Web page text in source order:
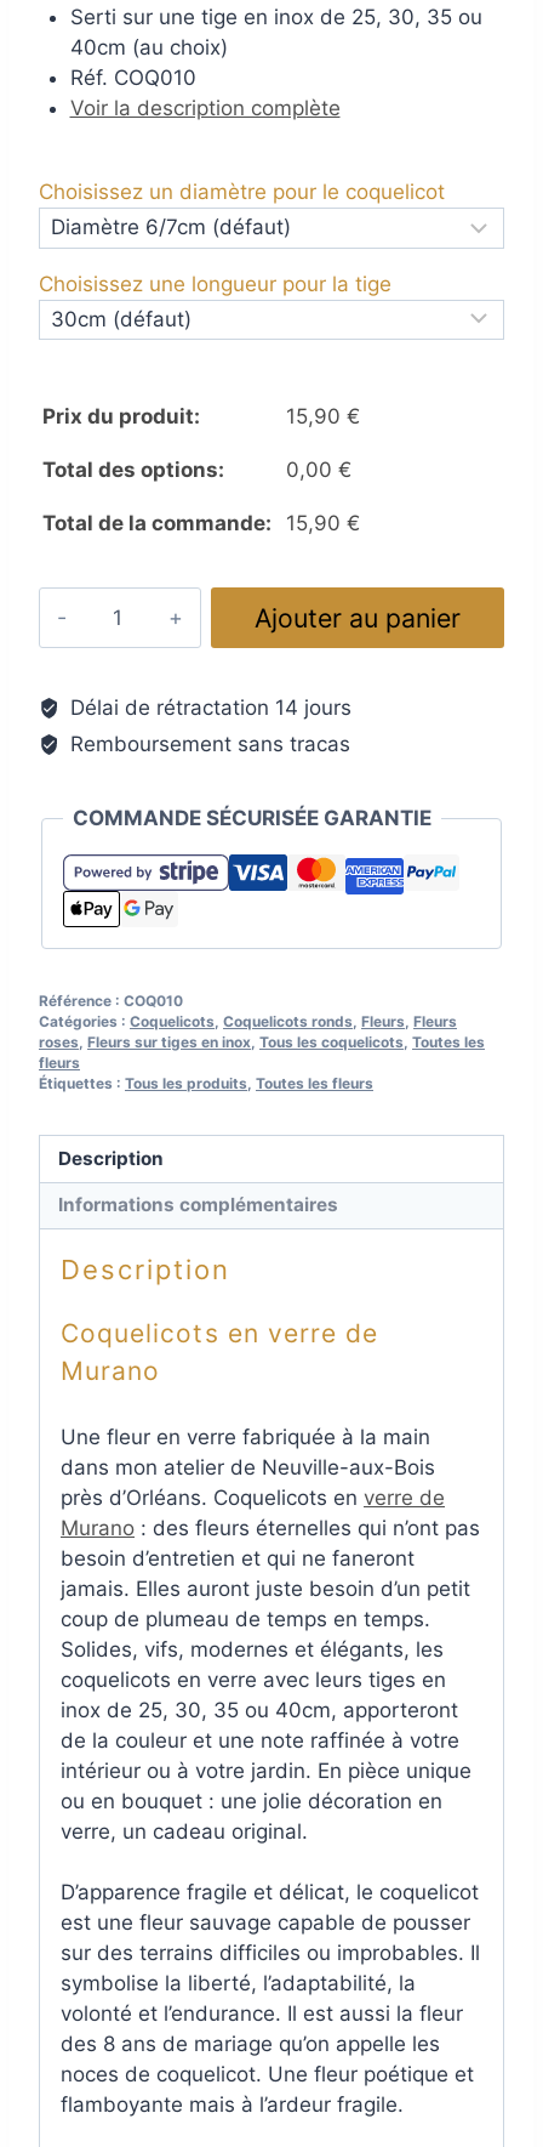
Serti sur une tige en inox de 25, 30, 35 ou
40cm (au choix)
Réf. COQ010
Voir la description complète
Choisissez un diamètre pour le coquelicot
Choisissez une longueur pour la tige
Prix du produit: 15,90 €
Total des options: 0,00 €
Total de la commande: 15,90 €
en
verre
de
légèrement
couleur
rose
Ajouter au panier
Délai de rétractation 14 jours
Remboursement sans tracas
COMMANDE SÉCURISÉE GARANTIE
Référence : COQ010
Catégories : Coquelicots, Coquelicots ronds, Fleurs, Fleurs
roses, Fleurs sur tiges en inox, Tous les coquelicots, Toutes les
fleurs
Étiquettes : Tous les produits, Toutes les fleurs
Description
Informations complémentaires
Description
Coquelicots en verre de
Murano
Une fleur en verre fabriquée à la main
dans mon atelier de Neuville-aux-Bois
près d’Orléans. Coquelicots en verre de
Murano : des fleurs éternelles qui n’ont pas
besoin d’entretien et qui ne faneront
jamais. Elles auront juste besoin d’un petit
coup de plumeau de temps en temps.
Solides, vifs, modernes et élégants, les
coquelicots en verre avec leurs tiges en
inox de 25, 30, 35 ou 40cm, apporteront
de la couleur et une note raffinée à votre
intérieur ou à votre jardin. En pièce unique
ou en bouquet : une jolie décoration en
verre, un cadeau original.
D’apparence fragile et délicat, le coquelicot
est une fleur sauvage capable de pousser
sur des terrains difficiles ou improbables. Il
symbolise la liberté, l’adaptabilité, la
volonté et l’endurance. Il est aussi la fleur
des 8 ans de mariage qu’on appelle les
noces de coquelicot. Une fleur poétique et
flamboyante mais à l’ardeur fragile.